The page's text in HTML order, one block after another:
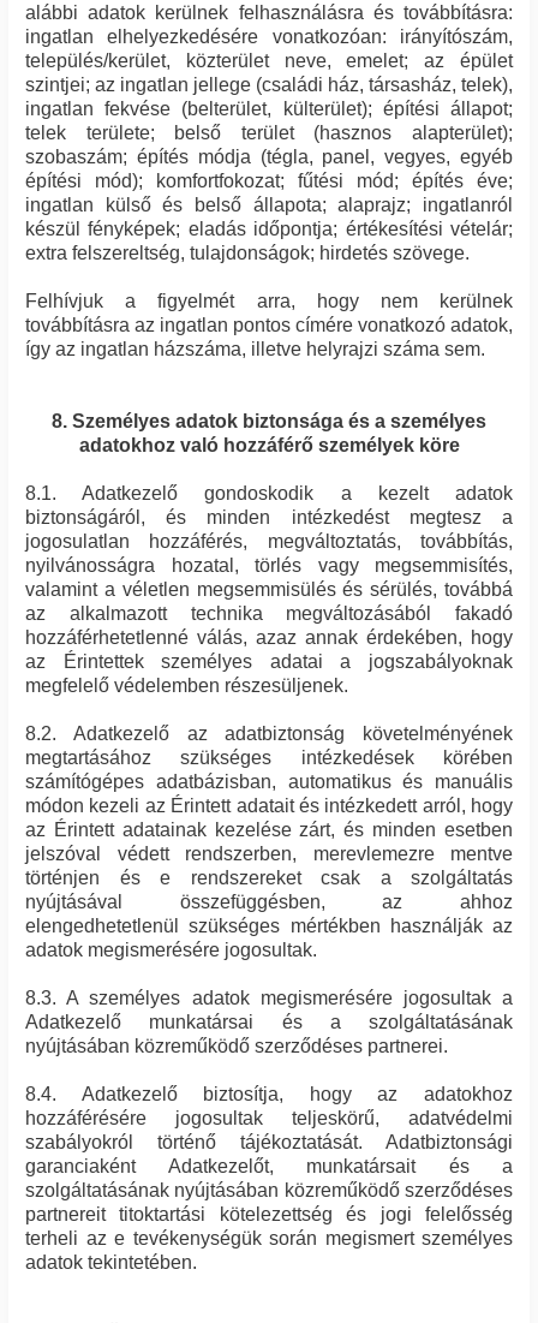
alábbi adatok kerülnek felhasználásra és továbbításra:
ingatlan elhelyezkedésére vonatkozóan: irányítószám,
település/kerület, közterület neve, emelet; az épület
szintjei; az ingatlan jellege (családi ház, társasház, telek),
ingatlan fekvése (belterület, külterület); építési állapot;
telek területe; belső terület (hasznos alapterület);
szobaszám; építés módja (tégla, panel, vegyes, egyéb
építési mód); komfortfokozat; fűtési mód; építés éve;
ingatlan külső és belső állapota; alaprajz; ingatlanról
készül fényképek; eladás időpontja; értékesítési vételár;
extra felszereltség, tulajdonságok; hirdetés szövege.
Felhívjuk a figyelmét arra, hogy nem kerülnek
továbbításra az ingatlan pontos címére vonatkozó adatok,
így az ingatlan házszáma, illetve helyrajzi száma sem.
8. Személyes adatok biztonsága és a személyes
adatokhoz való hozzáférő személyek köre
8.1. Adatkezelő gondoskodik a kezelt adatok
biztonságáról, és minden intézkedést megtesz a
jogosulatlan hozzáférés, megváltoztatás, továbbítás,
nyilvánosságra hozatal, törlés vagy megsemmisítés,
valamint a véletlen megsemmisülés és sérülés, továbbá
az alkalmazott technika megváltozásából fakadó
hozzáférhetetlenné válás, azaz annak érdekében, hogy
az Érintettek személyes adatai a jogszabályoknak
megfelelő védelemben részesüljenek.
8.2. Adatkezelő az adatbiztonság követelményének
megtartásához szükséges intézkedések körében
számítógépes adatbázisban, automatikus és manuális
módon kezeli az Érintett adatait és intézkedett arról, hogy
az Érintett adatainak kezelése zárt, és minden esetben
jelszóval védett rendszerben, merevlemezre mentve
történjen és e rendszereket csak a szolgáltatás
nyújtásával összefüggésben, az ahhoz
elengedhetetlenül szükséges mértékben használják az
adatok megismerésére jogosultak.
8.3. A személyes adatok megismerésére jogosultak a
Adatkezelő munkatársai és a szolgáltatásának
nyújtásában közreműködő szerződéses partnerei.
8.4. Adatkezelő biztosítja, hogy az adatokhoz
hozzáférésére jogosultak teljeskörű, adatvédelmi
szabályokról történő tájékoztatását. Adatbiztonsági
garanciaként Adatkezelőt, munkatársait és a
szolgáltatásának nyújtásában közreműködő szerződéses
partnereit titoktartási kötelezettség és jogi felelősség
terheli az e tevékenységük során megismert személyes
adatok tekintetében.